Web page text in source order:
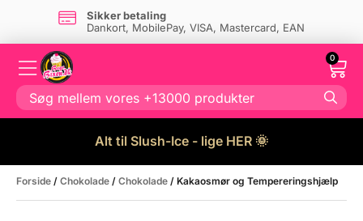
Sikker betaling
Dankort, MobilePay, VISA, Mastercard, EAN
0
Alt til Slush-Ice - lige HER 🌞
Forside / Chokolade / Chokolade / Kakaosmør og Tempereringshjælp